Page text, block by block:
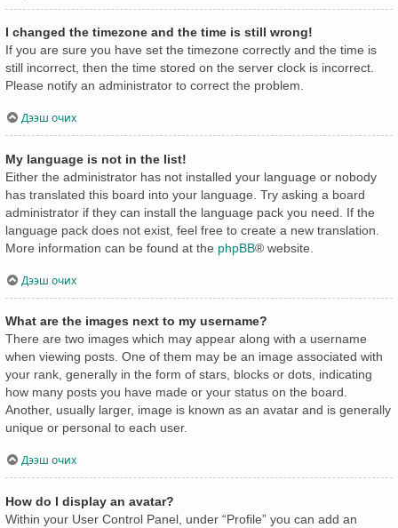
I changed the timezone and the time is still wrong!
If you are sure you have set the timezone correctly and the time is
still incorrect, then the time stored on the server clock is incorrect.
Please notify an administrator to correct the problem.
Дээш очих
My language is not in the list!
Either the administrator has not installed your language or nobody
has translated this board into your language. Try asking a board
administrator if they can install the language pack you need. If the
language pack does not exist, feel free to create a new translation.
More information can be found at the phpBB® website.
Дээш очих
What are the images next to my username?
There are two images which may appear along with a username
when viewing posts. One of them may be an image associated with
your rank, generally in the form of stars, blocks or dots, indicating
how many posts you have made or your status on the board.
Another, usually larger, image is known as an avatar and is generally
unique or personal to each user.
Дээш очих
How do I display an avatar?
Within your User Control Panel, under “Profile” you can add an